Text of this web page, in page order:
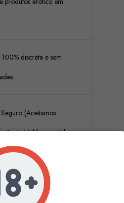
discreta e sem
(Aceitamos
Multibanco, Mbway
do produto